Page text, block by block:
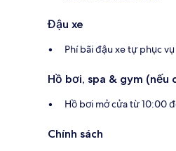
Đậu xe
Phí bãi đậu xe tự phục vụ
Hồ bơi, spa & gym (nếu
Hồ bơi mở cửa từ 10:00
Chính sách